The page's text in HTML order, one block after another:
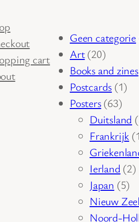
cart
Geen categorie
Art 2020
Books and zines
Postcards 11
Posters 6363
Duitsland
Frankrijk 1
Ierland 22
Japan 55
Nieuw
Noord-